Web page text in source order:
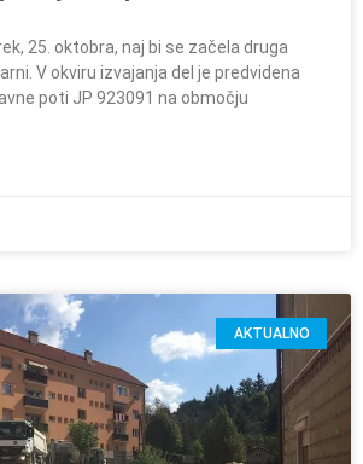
25. oktobra, naj bi se začela druga
V okviru izvajanja del je predvidena
poti JP 923091 na območju
AKTUALNO